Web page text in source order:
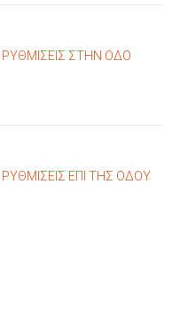
ΣΤΗΝ ΟΔΌ
ΕΠΊ ΤΗΣ ΟΔΟΎ